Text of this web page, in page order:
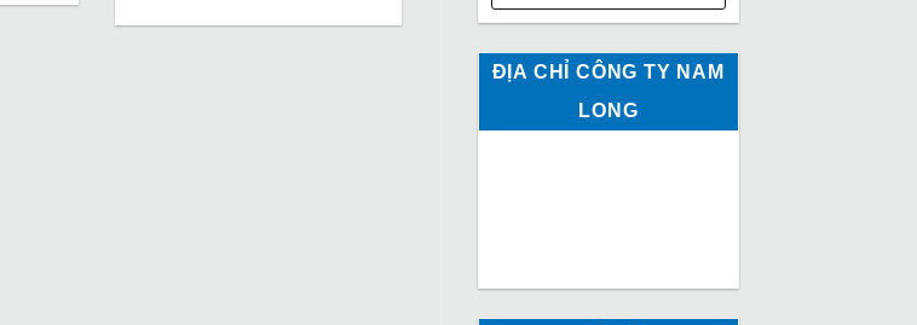
ĐỊA CHỈ CÔNG TY NAM
LONG